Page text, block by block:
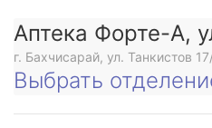
Аптека Форте-А,
г. Бахчисарай, ул. Танкистов
Выбрать